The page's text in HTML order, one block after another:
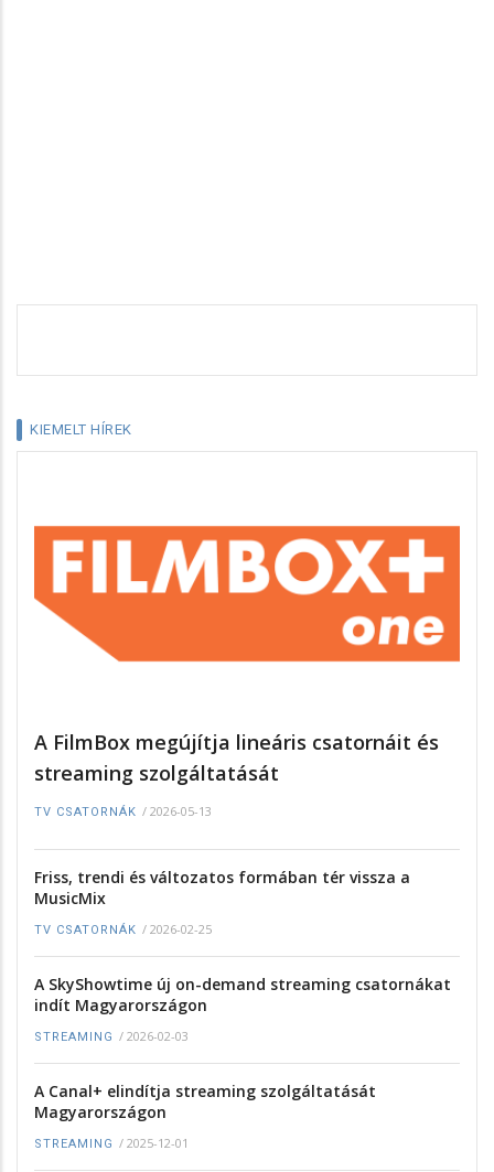
KIEMELT HÍREK
A FilmBox megújítja lineáris csatornáit és
streaming szolgáltatását
TV CSATORNÁK / 2026-05-13
Friss, trendi és változatos formában tér vissza a
MusicMix
TV CSATORNÁK / 2026-02-25
A SkyShowtime új on-demand streaming csatornákat
indít Magyarországon
STREAMING / 2026-02-03
A Canal+ elindítja streaming szolgáltatását
Magyarországon
STREAMING / 2025-12-01